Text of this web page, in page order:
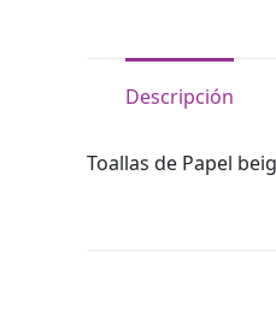
Descripción
Toallas de Papel